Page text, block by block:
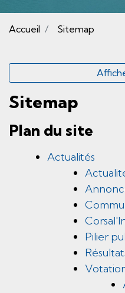
Accueil Sitemap
Sitemap
Plan du site
Actualités
Pilier